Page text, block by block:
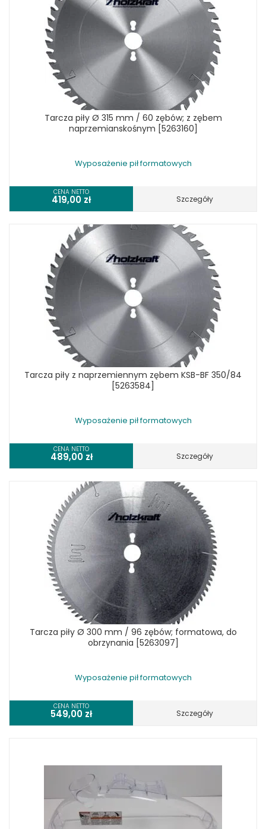
Tarcza piły Ø 315 mm / 60 zębów; z zębem
naprzemianskośnym [5263160]
Wyposażenie pił formatowych
CENA NETTO
419,00 zł Szczegóły
Tarcza piły z naprzemiennym zębem KSB-BF 350/84
[5263584]
Wyposażenie pił formatowych
CENA NETTO
489,00 zł Szczegóły
Tarcza piły Ø 300 mm / 96 zębów; formatowa, do
obrzynania [5263097]
Wyposażenie pił formatowych
CENA NETTO
549,00 zł Szczegóły